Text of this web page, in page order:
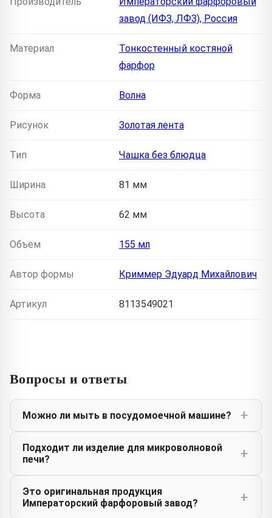
завод (ИФЗ, ЛФЗ), Россия
Материал
Тонкостенный костяной
фарфор
Форма Волна
Рисунок Золотая лента
Тип Чашка без блюдца
Ширина 81 мм
Высота 62 мм
Объем 155 мл
Автор формы Криммер Эдуард Михайлович
Артикул 8113549021
Вопросы и ответы
Можно ли мыть в посудомоечной машине?
Подходит ли изделие для микроволновой
печи?
Это оригинальная продукция
Императорский фарфоровый завод?